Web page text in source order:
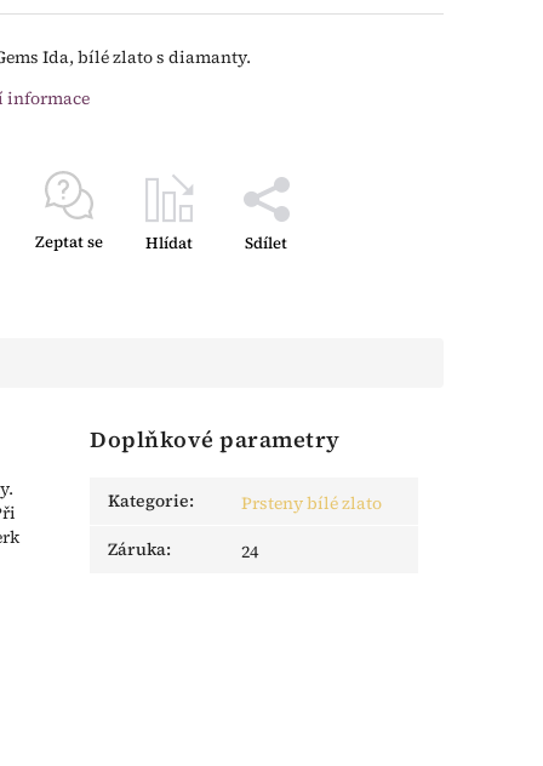
Ida, bílé zlato s diamanty.
informace
Zeptat se Hlídat Sdílet
Doplňkové parametry
Kategorie:
Prsteny bílé zlato
Záruka: 24